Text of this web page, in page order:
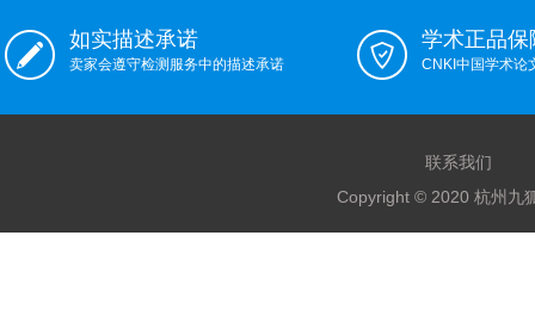
如实描述承诺
卖家会遵守检测服务中的描述承诺
学术正品保
CNKI中国学术论
联系我们
Copyright © 2020 杭州九